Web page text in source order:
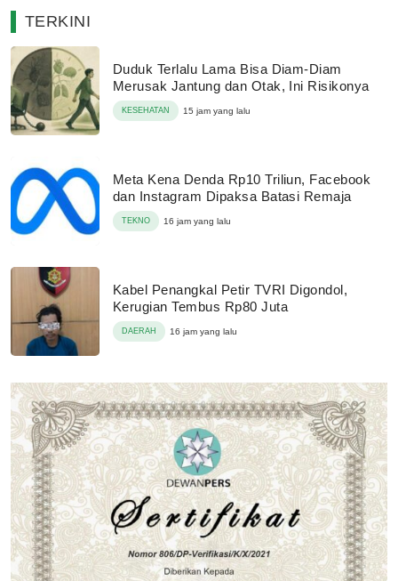
TERKINI
Duduk Terlalu Lama Bisa Diam-Diam
Merusak Jantung dan Otak, Ini Risikonya
KESEHATAN 15 jam yang lalu
Meta Kena Denda Rp10 Triliun, Facebook
dan Instagram Dipaksa Batasi Remaja
TEKNO 16 jam yang lalu
Kabel Penangkal Petir TVRI Digondol,
Kerugian Tembus Rp80 Juta
DAERAH 16 jam yang lalu